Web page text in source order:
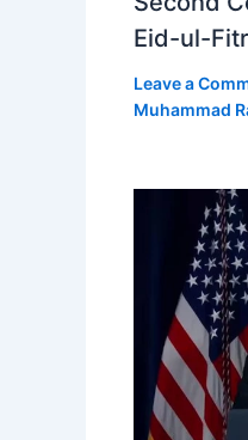
Eid-ul-
Leave a
Muhammad